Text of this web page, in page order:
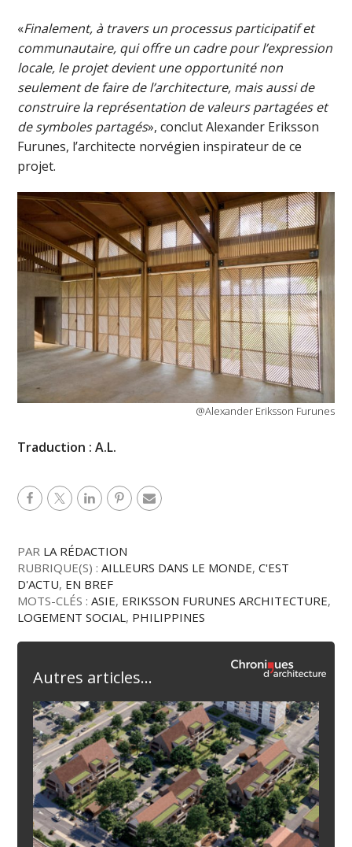
«Finalement, à travers un processus participatif et
communautaire, qui offre un cadre pour l’expression
locale, le projet devient une opportunité non
seulement de faire de l’architecture, mais aussi de
construire la représentation de valeurs partagées et
de symboles partagés», conclut Alexander Eriksson
Furunes, l’architecte norvégien inspirateur de ce
projet.
@Alexander Eriksson Furunes
Traduction : A.L.
PAR LA RÉDACTION
RUBRIQUE(S) :AILLEURS DANS LE MONDE,C'EST
D'ACTU, EN BREF
MOTS-CLÉS :ASIE, ERIKSSON FURUNES ARCHITECTURE,
LOGEMENT SOCIAL, PHILIPPINES
Autres articles...